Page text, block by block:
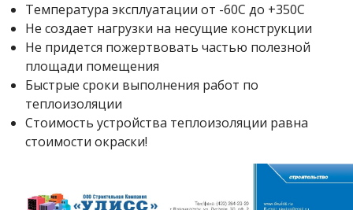
Температура эксплуатации от -60С до +350С
Не создает нагрузки на несущие конструкции
Не придется пожертвовать частью полезной
площади помещения
Быстрые сроки выполнения работ по
теплоизоляции
Стоимость устройства теплоизоляции равна
стоимости окраски!